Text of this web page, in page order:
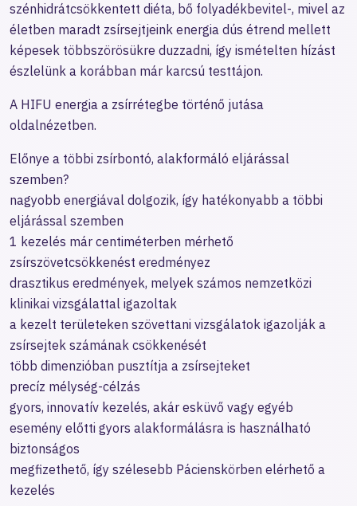
szénhidrátcsökkentett diéta, bő folyadékbevitel-, mivel az
életben maradt zsírsejtjeink energia dús étrend mellett
képesek többszörösükre duzzadni, így ismételten hízást
észlelünk a korábban már karcsú testtájon.
A HIFU energia a zsírrétegbe történő jutása
oldalnézetben.
Előnye a többi zsírbontó, alakformáló eljárással
szemben?
nagyobb energiával dolgozik, így hatékonyabb a többi
eljárással szemben
1 kezelés már centiméterben mérhető
zsírszövetcsökkenést eredményez
drasztikus eredmények, melyek számos nemzetközi
klinikai vizsgálattal igazoltak
a kezelt területeken szövettani vizsgálatok igazolják a
zsírsejtek számának csökkenését
több dimenzióban pusztítja a zsírsejteket
precíz mélység-célzás
gyors, innovatív kezelés, akár esküvő vagy egyéb
esemény előtti gyors alakformálásra is használható
biztonságos
megfizethető, így szélesebb Pácienskörben elérhető a
kezelés